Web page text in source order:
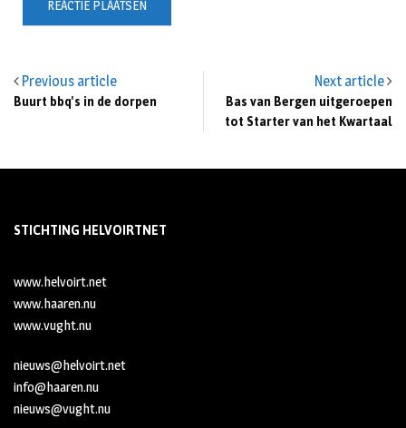
Previous article
Buurt bbq's in de dorpen
Next article
Bas van Bergen uitgeroepen
tot Starter van het Kwartaal
STICHTING HELVOIRTNET
www.helvoirt.net
www.haaren.nu
www.vught.nu
nieuws@helvoirt.net
info@haaren.nu
nieuws@vught.nu